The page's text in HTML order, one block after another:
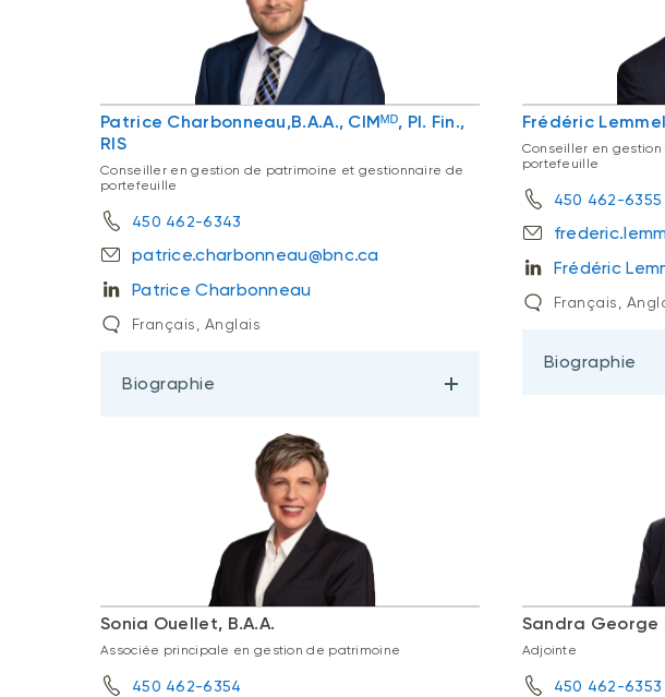
Patrice Charbonneau,B.A.A., CIMᴹᴰ, Pl. Fin.,
RIS
Conseiller en gestion de patrimoine et gestionnaire de
portefeuille
450 462-6343
patrice.charbonneau@bnc.ca
Patrice Charbonneau
Français, Anglais
Biographie
Frédéric
Conseiller en
portefeuille
450 462-6355
Frédéric
Français,
Biographie
Sonia Ouellet, B.A.A.
Associée principale en gestion de patrimoine
450 462-6354
Sandra George
Adjointe
450 462-6353